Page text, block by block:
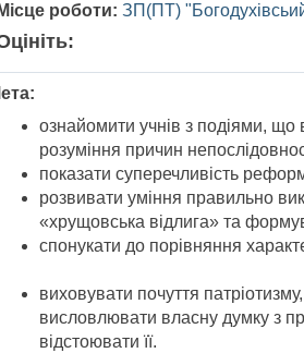
Місце роботи: ЗП(ПТ)
ознайомити учнів з подіями, що
розуміння причин
показати суперечливість
розвивати уміння правильно
«хрущовська відлига» та
спонукати до порівняння
виховувати почуття
висловлювати власну думку з
відстоювати її.